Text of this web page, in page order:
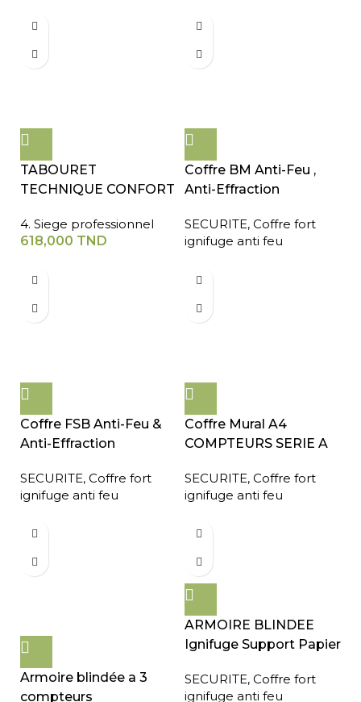
TABOURET
TECHNIQUE CONFORT
4. Siege professionnel
618,000 TND
Coffre BM Anti-Feu ,
Anti-Effraction
SECURITE, Coffre fort
ignifuge anti feu
Coffre FSB Anti-Feu &
Anti-Effraction
SECURITE, Coffre fort
ignifuge anti feu
Coffre Mural A4
COMPTEURS SERIE A
SECURITE, Coffre fort
ignifuge anti feu
Armoire blindée a 3
compteurs
ARMOIRE BLINDEE
Ignifuge Support Papier
SECURITE, Coffre fort
ignifuge anti feu